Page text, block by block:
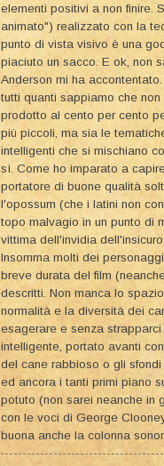
elementi positivi a non finire.
animato") realizzato con la
punto di vista visivo è una
piaciuto un sacco. E ok, non
Anderson mi ha
tutti quanti sappiamo che
prodotto al cento per cento
più piccoli, ma sia le
intelligenti che si mischiano
sì. Come ho imparato a
portatore di buone qualità
l'opossum (che i latini non
topo malvagio in un punto di
vittima dell'invidia
Insomma molti dei
breve durata del film
descritti. Non manca lo
normalità e la diversità dei
esagerare e senza
intelligente, portato avanti
del cane rabbioso o gli
ed ancora i tanti primi piano
potuto (non sarei neanche in
con le voci di George
buona anche la colonna